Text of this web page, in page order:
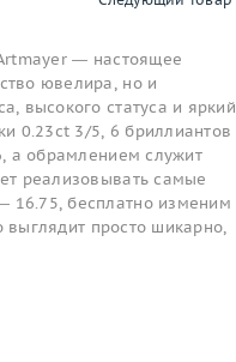
— настоящее
ювелира, но и
высокого статуса и яркий
0.23ct 3/5, 6 бриллиантов
а обрамлением служит
реализовывать самые
16.75, бесплатно изменим
просто шикарно,